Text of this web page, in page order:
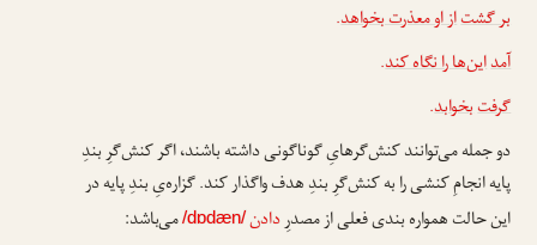
بر گشتاز او معذرت بخواهد.
آمداین‌ها را نگاه کند.
گرفتبخوابد.
دو جمله می‌توانند کنش‌گرهایِ گوناگونی داشته باشند، اگر کنش‌گرِ بندِ
پایه انجامِ کنشی را به کنش‌گرِ بندِ هدف واگذار کند. گزاره‌یِ بندِ پایه در
این حالت همواره بندی فعلی از مصدرِدادن/dɒdæn/می‌باشد: